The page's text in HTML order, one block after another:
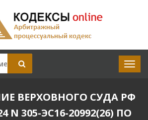
ВЕРХОВНОГО СУДА РФ
N 305-ЭС16-20992(26) ПО